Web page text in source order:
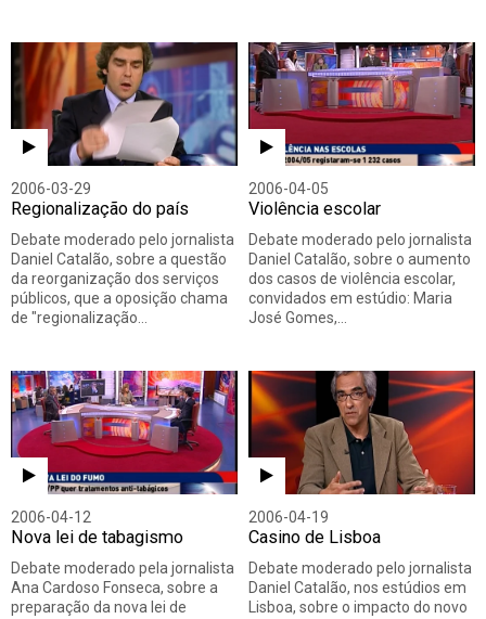
2006-03-29
Regionalização do país
Debate moderado pelo jornalista
Daniel Catalão, sobre a questão
da reorganização dos serviços
públicos, que a oposição chama
de "regionalização…
2006-04-05
Violência escolar
Debate moderado pelo jornalista
Daniel Catalão, sobre o aumento
dos casos de violência escolar,
convidados em estúdio: Maria
José Gomes,…
2006-04-12
Nova lei de tabagismo
Debate moderado pela jornalista
Ana Cardoso Fonseca, sobre a
preparação da nova lei de
2006-04-19
Casino de Lisboa
Debate moderado pelo jornalista
Daniel Catalão, nos estúdios em
Lisboa, sobre o impacto do novo